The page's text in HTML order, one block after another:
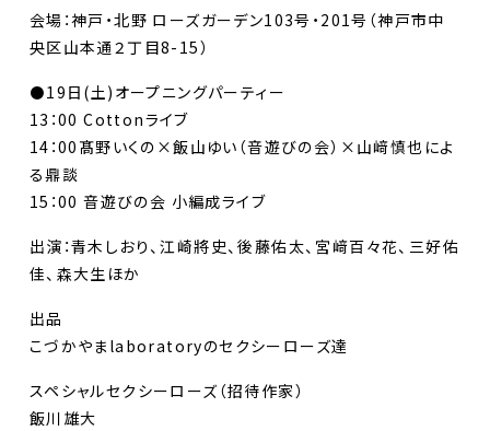
会場：神戸・北野 ローズガーデン103号・201号（神戸市中
央区山本通２丁目8-15）
⚫19日(土)オープニングパーティー
13：00 Cottonライブ
14：00髙野いくの×飯山ゆい（音遊びの会）×山﨑慎也によ
る鼎談
15：00 音遊びの会 小編成ライブ
出演：青木しおり、江崎將史、後藤佑太、宮﨑百々花、三好佑
佳、森大生ほか
出品
こづかやまlaboratoryのセクシーローズ達
スペシャルセクシーローズ（招待作家）
飯川雄大